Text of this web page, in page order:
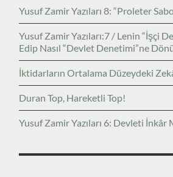
Yusuf Zamir Yazıları 8: “Proleter
Yusuf Zamir Yazıları:7 / Lenin “İşçi
Edip Nasıl “Devlet Denetimi”ne
İktidarların Ortalama Düzeydeki
Duran Top, Hareketli Top!
Yusuf Zamir Yazıları 6: Devleti İnkâr